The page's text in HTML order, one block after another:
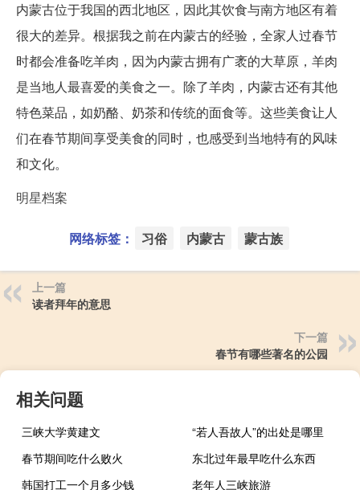
内蒙古位于我国的西北地区，因此其饮食与南方地区有着
很大的差异。根据我之前在内蒙古的经验，全家人过春节
时都会准备吃羊肉，因为内蒙古拥有广袤的大草原，羊肉
是当地人最喜爱的美食之一。除了羊肉，内蒙古还有其他
特色菜品，如奶酪、奶茶和传统的面食等。这些美食让人
们在春节期间享受美食的同时，也感受到当地特有的风味
和文化。
明星档案
网络标签： 习俗 内蒙古 蒙古族
上一篇
读者拜年的意思
下一篇
春节有哪些著名的公园
相关问题
三峡大学黄建文
“若人吾故人”的出处是哪里
春节期间吃什么败火
东北过年最早吃什么东西
韩国打工一个月多少钱
老年人三峡旅游